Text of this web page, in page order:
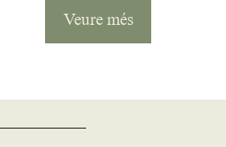
Veure més